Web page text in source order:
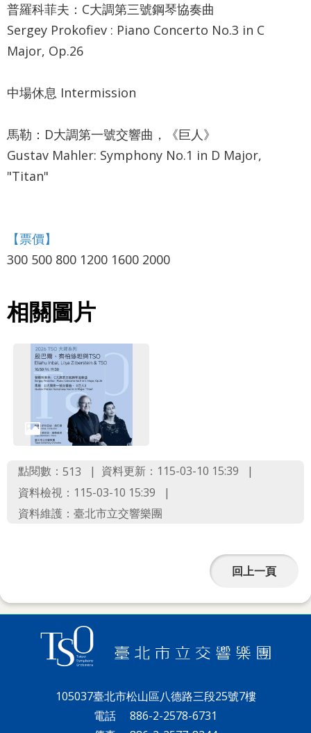
普羅科菲夫：C大調第三號鋼琴協奏曲
Sergey Prokofiev : Piano Concerto No.3 in C
Major, Op.26
中場休息 Intermission
馬勒：D大調第一號交響曲，《巨人》
Gustav Mahler: Symphony No.1 in D Major,
"Titan"
【票價】
300 500 800 1200 1600 2000
相關圖片
點閱數： 513
資料更新：115-03-10 15:39
資料檢視：115-03-10 15:39
資料維護：臺北市立交響樂團
回上一頁
105037臺北市松山區八德路三段25號7樓
電話
886-2-2578-6731